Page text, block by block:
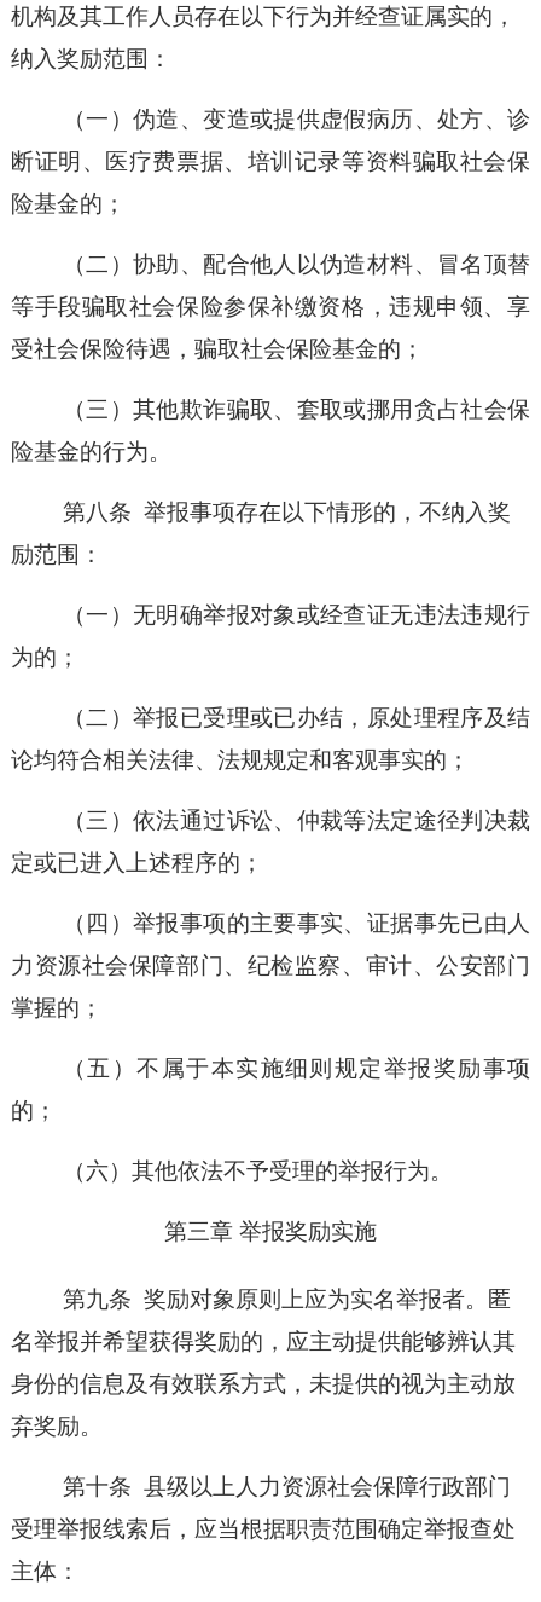
机构及其工作人员存在以下行为并经查证属实的，
纳入奖励范围：
（一）伪造、变造或提供虚假病历、处方、诊
断证明、医疗费票据、培训记录等资料骗取社会保
险基金的；
（二）协助、配合他人以伪造材料、冒名顶替
等手段骗取社会保险参保补缴资格，违规申领、享
受社会保险待遇，骗取社会保险基金的；
（三）其他欺诈骗取、套取或挪用贪占社会保
险基金的行为。
第八条 举报事项存在以下情形的，不纳入奖
励范围：
（一） 无明确举报对象或经查证无违法违规行
为的；
（二）举报已受理或已办结，原处理程序及结
论均符合相关法律、法规规定和客观事实的；
（三）依法通过诉讼、仲裁等法定途径判决裁
定或已进入上述程序的；
（四）举报事项的主要事实、证据事先已由人
力资源社会保障部门、纪检监察、审计、公安部门
掌握的；
（五）不属于本实施细则规定举报奖励事项
的；
（六） 其他依法不予受理的举报行为。
第三章 举报奖励实施
第九条 奖励对象原则上应为实名举报者。匿
名举报并希望获得奖励的，应主动提供能够辨认其
身份的信息及有效联系方式，未提供的视为主动放
弃奖励。
第十条 县级以上人力资源社会保障行政部门
受理举报线索后，应当根据职责范围确定举报查处
主体：